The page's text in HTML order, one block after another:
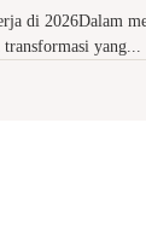
di 2026Dalam
yang...